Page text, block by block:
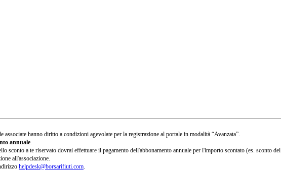
hanno diritto a condizioni agevolate per la registrazione al portale in modalità “Avanzata”.
annuale.
sconto a te riservato dovrai effettuare il pagamento dell'abbonamento annuale per l'importo scontato (es.
all'associazione.
helpdesk@borsarifiuti.com.